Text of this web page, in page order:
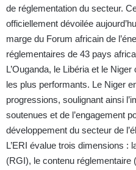
de réglementation du secteur.
officiellement dévoilée
marge du Forum africain de
réglementaires de 43 pays
L’Ouganda, le Libéria et le
les plus performants. Le Niger
progressions, soulignant ainsi
soutenues et de l’engagement
développement du secteur de
L’ERI évalue trois dimensions :
(RGI), le contenu réglementaire